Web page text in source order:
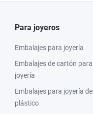
Para joyeros
Embalajes para joyería
Embalajes de cartón para
joyería
Embalajes para joyería de
plástico